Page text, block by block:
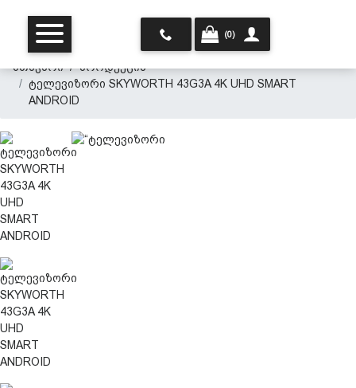
მთავარი
პროდუქცია
პერსონალურ მონაცემთა
(0)
მთავარი
პროდუქცია
ტელევიზორი SKYWORTH 43G3A 4K UHD SMART
ANDROID